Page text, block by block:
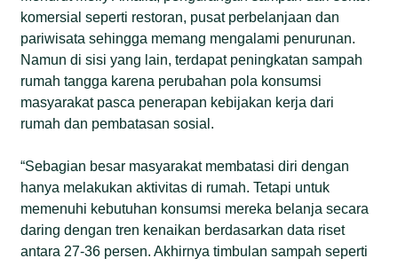
komersial seperti restoran, pusat perbelanjaan dan
pariwisata sehingga memang mengalami penurunan.
Namun di sisi yang lain, terdapat peningkatan sampah
rumah tangga karena perubahan pola konsumsi
masyarakat pasca penerapan kebijakan kerja dari
rumah dan pembatasan sosial.
“Sebagian besar masyarakat membatasi diri dengan
hanya melakukan aktivitas di rumah. Tetapi untuk
memenuhi kebutuhan konsumsi mereka belanja secara
daring dengan tren kenaikan berdasarkan data riset
antara 27-36 persen. Akhirnya timbulan sampah seperti